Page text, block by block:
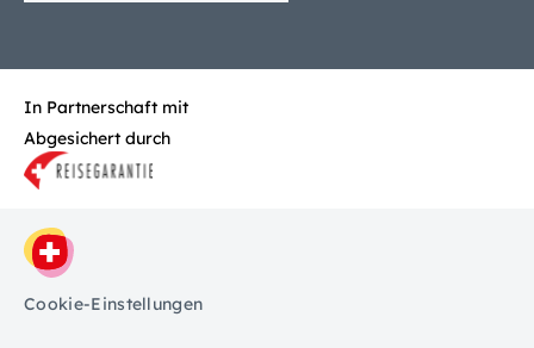
In Partnerschaft mit
Abgesichert durch
Cookie-Einstellungen